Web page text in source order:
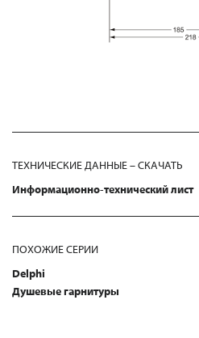
ТЕХНИЧЕСКИЕ ДАННЫЕ – СКАЧАТЬ
Информационно-технический лист
ПОХОЖИЕ СЕРИИ
Delphi
Душевые гарнитуры